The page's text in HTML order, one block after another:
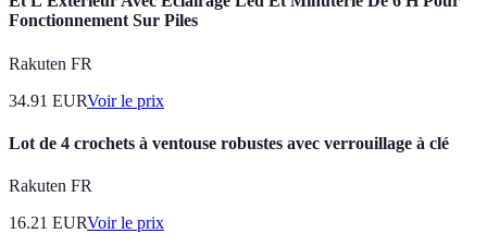
Fonctionnement Sur Piles
Rakuten FR
34.91 EURVoir le prix
Lot de 4 crochets à ventouse robustes avec verrouillage à clé
Rakuten FR
16.21 EURVoir le prix